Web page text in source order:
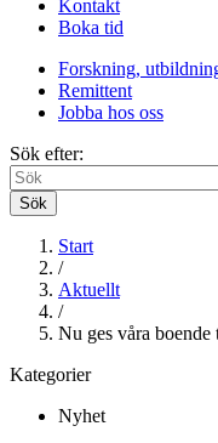
Kontakt
Boka tid
Forskning,
Remittent
Jobba hos oss
Sök efter:
Sök
Start
/
Aktuellt
/
Nu ges våra boende
Kategorier
Nyhet